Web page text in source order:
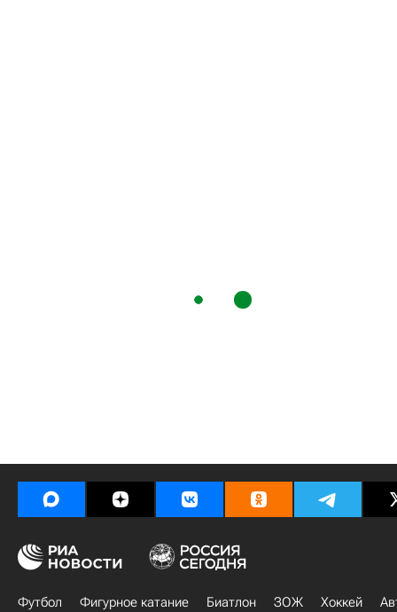
Футбол Фигурное катание Биатлон ЗОЖ Хоккей